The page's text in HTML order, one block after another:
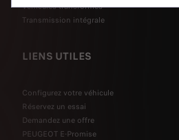
Véhicules transformés
Transmission intégrale
LIENS UTILES
Configurez votre véhicule
Réservez un essai
Demandez une offre
PEUGEOT E-Promise